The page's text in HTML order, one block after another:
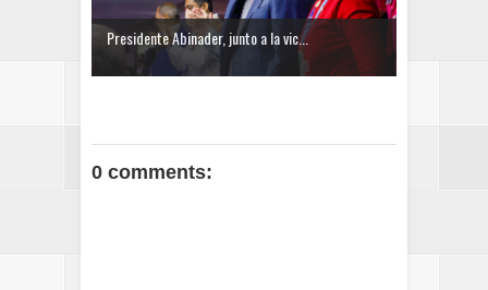
Presidente Abinader, junto a la vic...
0 comments: